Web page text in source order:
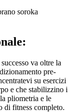
va oltre la
pre-
su esercizi
e che stabilizzino i
pliometria e le
di fitness completo.